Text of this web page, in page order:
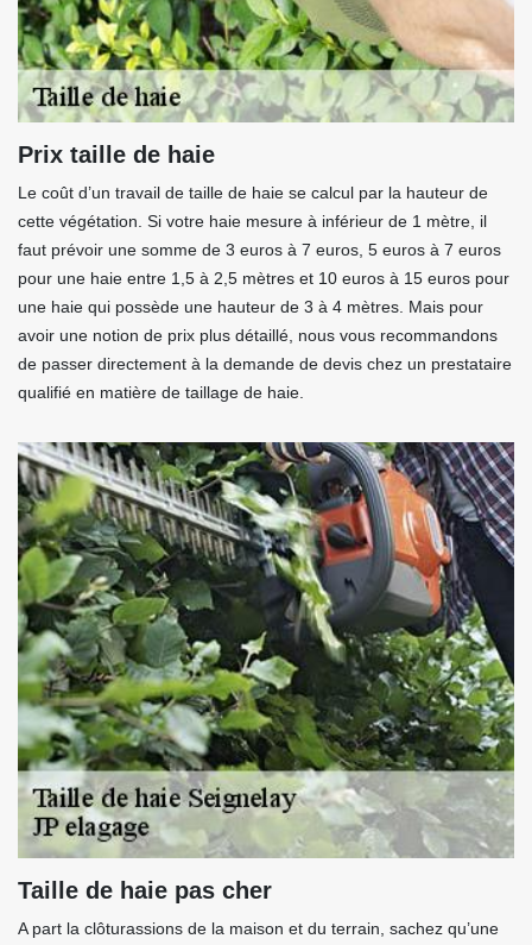
Prix taille de haie
Le coût d’un travail de taille de haie se calcul par la hauteur de
cette végétation. Si votre haie mesure à inférieur de 1 mètre, il
faut prévoir une somme de 3 euros à 7 euros, 5 euros à 7 euros
pour une haie entre 1,5 à 2,5 mètres et 10 euros à 15 euros pour
une haie qui possède une hauteur de 3 à 4 mètres. Mais pour
avoir une notion de prix plus détaillé, nous vous recommandons
de passer directement à la demande de devis chez un prestataire
qualifié en matière de taillage de haie.
Taille de haie pas cher
A part la clôturassions de la maison et du terrain, sachez qu’une